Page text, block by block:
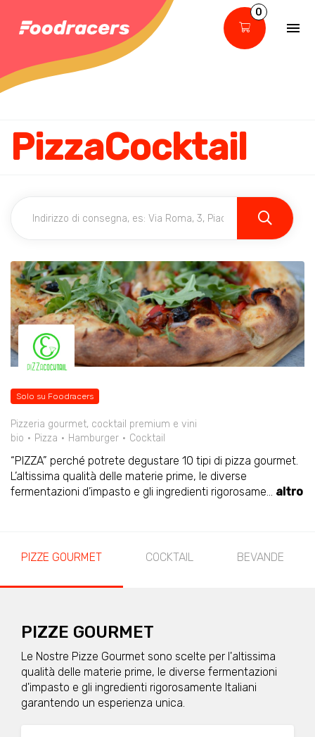
0
PizzaCocktail
Solo su Foodracers
Pizzeria gourmet, cocktail premium e vini
bio
Pizza Hamburger Cocktail
“PIZZA” perché potrete degustare 10 tipi di pizza gourmet.
L’altissima qualità delle materie prime, le diverse
fermentazioni d’impasto e gli ingredienti rigorosame... altro
PIZZE GOURMET COCKTAIL BEVANDE
PIZZE GOURMET
Le Nostre Pizze Gourmet sono scelte per l'altissima
qualità delle materie prime, le diverse fermentazioni
d'impasto e gli ingredienti rigorosamente Italiani
garantendo un esperienza unica.